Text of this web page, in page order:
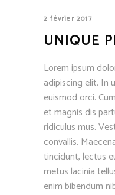
2 février 2017
UNIQUE
Lorem ipsum
adipiscing elit. In
euismod orci.
et magnis dis
ridiculus mus.
convallis.
tincidunt, lectus
metus lacinia
enim bibendum